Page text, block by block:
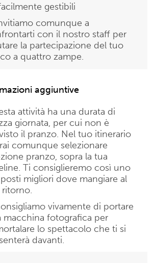
gestibili
comunque a
con il nostro staff per
la partecipazione del tuo
a quattro zampe.
aggiuntive
attività ha una durata di
giornata, per cui non è
il pranzo. Nel tuo itinerario
comunque selezionare
pranzo, sopra la tua
Ti consiglieremo così uno
migliori dove mangiare al
vivamente di portare
macchina fotografica per
lo spettacolo che ti si
davanti.